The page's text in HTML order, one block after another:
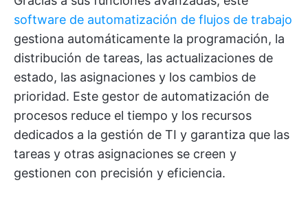
software de automatización de flujos de trabajo
gestiona automáticamente la programación, la
distribución de tareas, las actualizaciones de
estado, las asignaciones y los cambios de
prioridad. Este gestor de automatización de
procesos reduce el tiempo y los recursos
dedicados a la gestión de TI y garantiza que las
tareas y otras asignaciones se creen y
gestionen con precisión y eficiencia.